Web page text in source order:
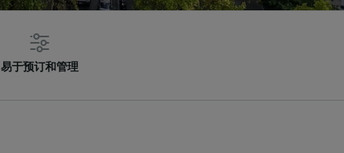
易于预订和管理